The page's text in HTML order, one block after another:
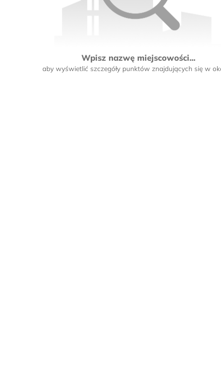
Wpisz nazwę miejscowości...
aby wyświetlić szczegóły punktów znajdujących się w